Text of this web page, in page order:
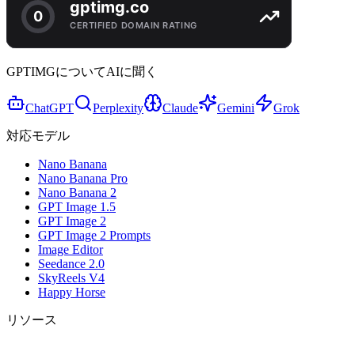
GPTIMGについてAIに聞く
ChatGPT Perplexity Claude Gemini Grok
対応モデル
Nano Banana
Nano Banana Pro
Nano Banana 2
GPT Image 1.5
GPT Image 2
GPT Image 2 Prompts
Image Editor
Seedance 2.0
SkyReels V4
Happy Horse
リソース